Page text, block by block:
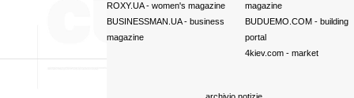
ROXY.UA- women's magazine
BUSINESSMAN.UA- business
magazine
magazine
BUDUEMO.COM- building
portal
4kiev.com- market